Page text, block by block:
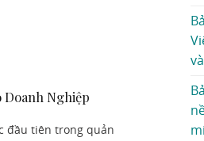
Doanh Nghiệp
đầu tiên trong quản